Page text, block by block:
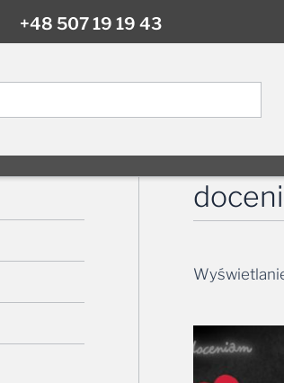
+48 507 19 19 43